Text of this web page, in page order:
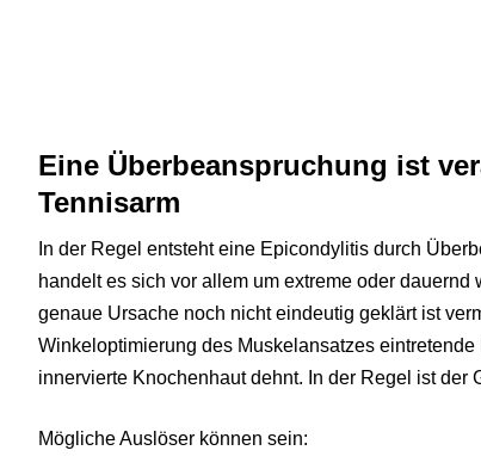
Eine Überbeanspruchung ist
Tennisarm
In der Regel entsteht eine Epicondylitis durch
handelt es sich vor allem um extreme oder
genaue Ursache noch nicht eindeutig geklärt ist
Winkeloptimierung des Muskelansatzes
innervierte Knochenhaut dehnt. In der Regel ist der
Mögliche Auslöser können sein: